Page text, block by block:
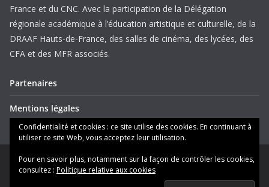
France et du CNC. Avec la participation de la Délégation
régionale académique à l’éducation artistique et culturelle, de la
DRAAF Hauts-de-France, des salles de cinéma, des lycées, des
CFA et des MFR associés.
Partenaires
Mentions légales
Copyright © 2026 Lycéens et apprentis au cinéma Hauts-de-
. Tous droits réservés.
Confidentialité et cookies : ce site utilise des cookies. En continuant à
utiliser ce site Web, vous acceptez leur utilisation.
Pour en savoir plus, notamment sur la façon de contrôler les cookies,
consultez : Politique relative aux cookies